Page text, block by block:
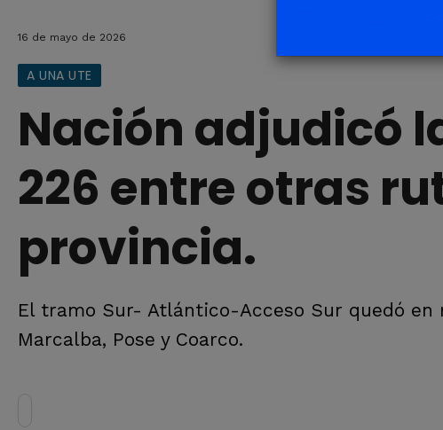
16 de mayo de 2026
A UNA UTE
Nación adjudicó
226 entre otras
provincia.
El tramo Sur- Atlántico-Acceso Sur quedó
Marcalba, Pose y Coarco.